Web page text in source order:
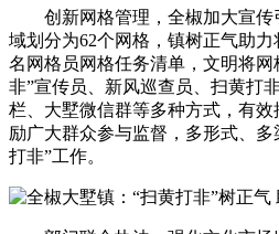
创新网格管理，全椒加大宣传
域划分为62个网格，镇树正气助力
名网格员网格任务清单，文明将
非”宣传员、新风巡查员、扫黄打
栏、大墅微信群等多种方式，有
励广大群众参与监督，多形式、
打非”工作。